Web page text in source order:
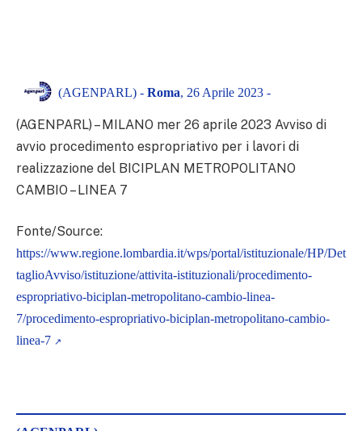
(AGENPARL) - Roma, 26 Aprile 2023 -
(AGENPARL) – MILANO mer 26 aprile 2023 Avviso di
avvio procedimento espropriativo per i lavori di
realizzazione del BICIPLAN METROPOLITANO
CAMBIO – LINEA 7
Fonte/Source:
https://www.regione.lombardia.it/wps/portal/istituzionale/HP/Det
taglioAvviso/istituzione/attivita-istituzionali/procedimento-
espropriativo-biciplan-metropolitano-cambio-linea-
7/procedimento-espropriativo-biciplan-metropolitano-cambio-
linea-7